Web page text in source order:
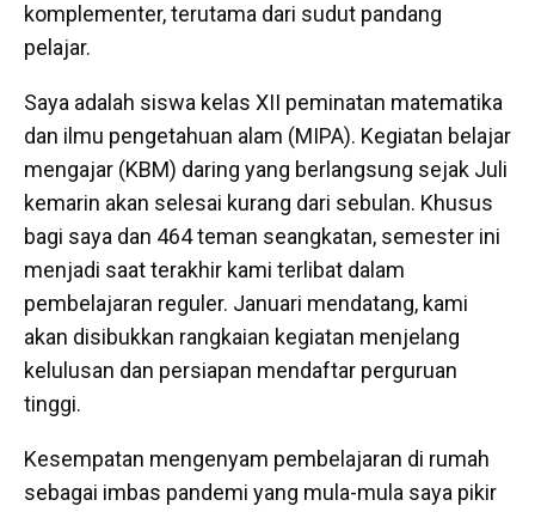
komplementer, terutama dari sudut pandang
pelajar.
Saya adalah siswa kelas XII peminatan matematika
dan ilmu pengetahuan alam (MIPA). Kegiatan belajar
mengajar (KBM) daring yang berlangsung sejak Juli
kemarin akan selesai kurang dari sebulan. Khusus
bagi saya dan 464 teman seangkatan, semester ini
menjadi saat terakhir kami terlibat dalam
pembelajaran reguler. Januari mendatang, kami
akan disibukkan rangkaian kegiatan menjelang
kelulusan dan persiapan mendaftar perguruan
tinggi.
Kesempatan mengenyam pembelajaran di rumah
sebagai imbas pandemi yang mula-mula saya pikir